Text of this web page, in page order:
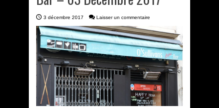
3 décembre 2017 Laisser un commentaire